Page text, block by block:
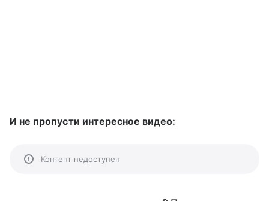
И не пропусти интересное видео:
Контент недоступен